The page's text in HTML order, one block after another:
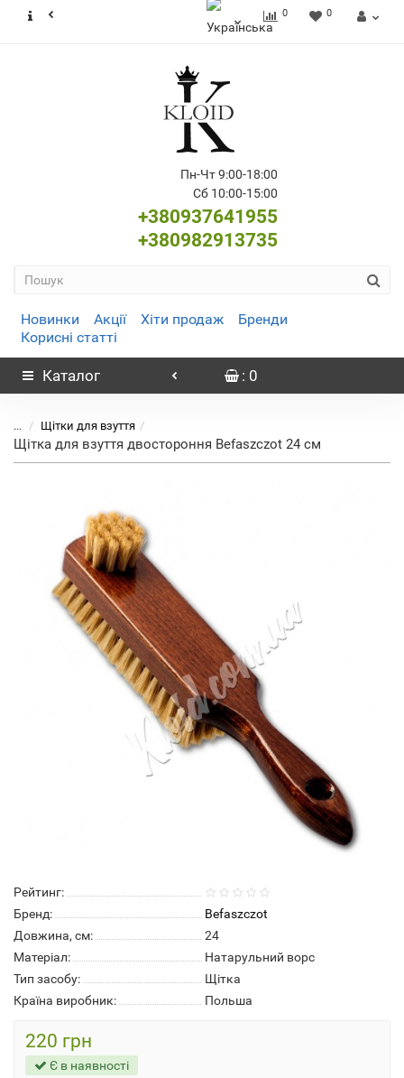
0 0
Пн-Чт 9:00-18:00
Сб 10:00-15:00
+380937641955
+380982913735
Новинки Акції Хіти продаж
Бренди
Корисні статті
Каталог : 0
... Щітки для взуття
Щітка для взуття двостороння Befaszczot 24 см
Рейтинг:
Бренд:
Befaszczot
Довжина, см:
24
Матеріал:
Натарульний ворс
Тип засобу:
Щітка
Країна виробник:
Польша
220 грн
Є в наявності